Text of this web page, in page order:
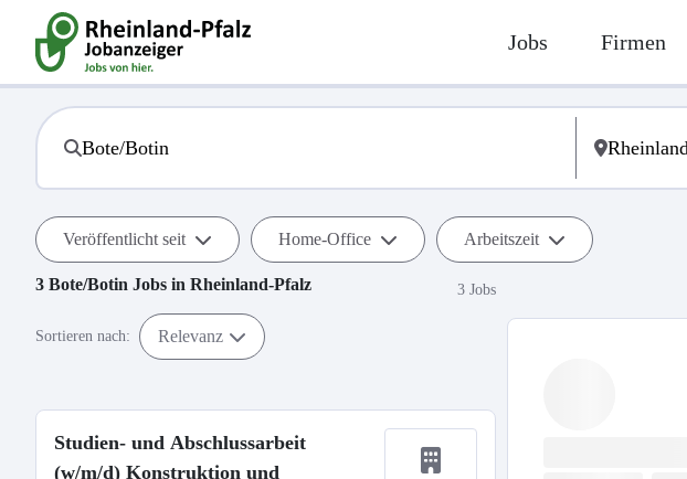
Jobs Firmen
Veröffentlicht seit Home-Office Arbeitszeit
3 Bote/Botin Jobs in Rheinland-Pfalz 3 Jobs
Sortieren nach: Relevanz
Studien- und Abschlussarbeit
(w/m/d) Konstruktion und